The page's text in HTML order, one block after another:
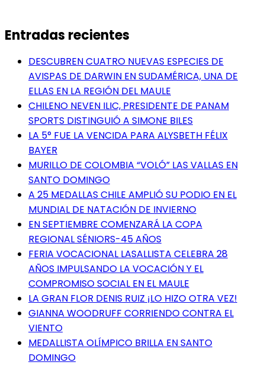
Entradas recientes
DESCUBREN CUATRO NUEVAS ESPECIES DE
AVISPAS DE DARWIN EN SUDAMÉRICA, UNA DE
ELLAS EN LA REGIÓN DEL MAULE
CHILENO NEVEN ILIC, PRESIDENTE DE PANAM
SPORTS DISTINGUIÓ A SIMONE BILES
LA 5° FUE LA VENCIDA PARA ALYSBETH FÉLIX
BAYER
MURILLO DE COLOMBIA “VOLÓ” LAS VALLAS EN
SANTO DOMINGO
A 25 MEDALLAS CHILE AMPLIÓ SU PODIO EN EL
MUNDIAL DE NATACIÓN DE INVIERNO
EN SEPTIEMBRE COMENZARÁ LA COPA
REGIONAL SÉNIORS-45 AÑOS
FERIA VOCACIONAL LASALLISTA CELEBRA 28
AÑOS IMPULSANDO LA VOCACIÓN Y EL
COMPROMISO SOCIAL EN EL MAULE
LA GRAN FLOR DENIS RUIZ ¡LO HIZO OTRA VEZ!
GIANNA WOODRUFF CORRIENDO CONTRA EL
VIENTO
MEDALLISTA OLÍMPICO BRILLA EN SANTO
DOMINGO